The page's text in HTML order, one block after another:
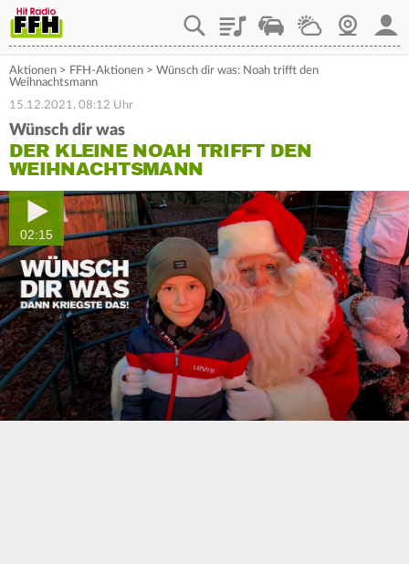
PlaylistStaupilotWetterWebcam
Aktionen > FFH-Aktionen > Wünsch dir was: Noah trifft den
Weihnachtsmann
15.12.2021, 08:12 Uhr
Wünsch dir was
DER KLEINE NOAH TRIFFT DEN
WEIHNACHTSMANN
02:15